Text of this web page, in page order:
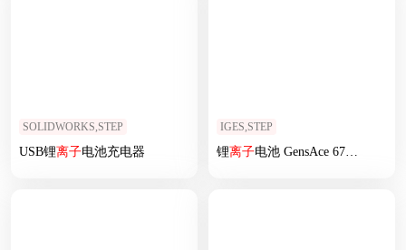
SOLIDWORKS,STEP
USB锂离子电池充电器
IGES,STEP
锂离子电池 GensAce 67500mAh